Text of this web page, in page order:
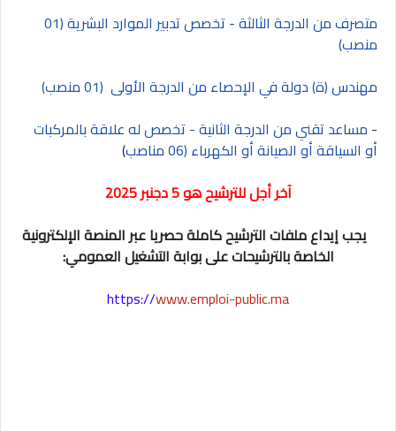
متصرف من الدرجة الثالثة - تخصص تدبير الموارد البشرية (01
منصب)
مهندس (ة) دولة في الإحصاء من الدرجة الأولى (01 منصب)
- مساعد تقني من الدرجة الثانية - تخصص له علاقة بالمركبات
أو السياقة أو الصيانة أو الكهرباء (06 مناصب
)
آخر أجل للترشيح هو 5 دجنبر 2025
يجب إيداع ملفات الترشيح كاملة حصريا عبر المنصة الإلكترونية
الخاصة بالترشيحات على بوابة التشغيل العمومي:
https://www.emploi-public.ma